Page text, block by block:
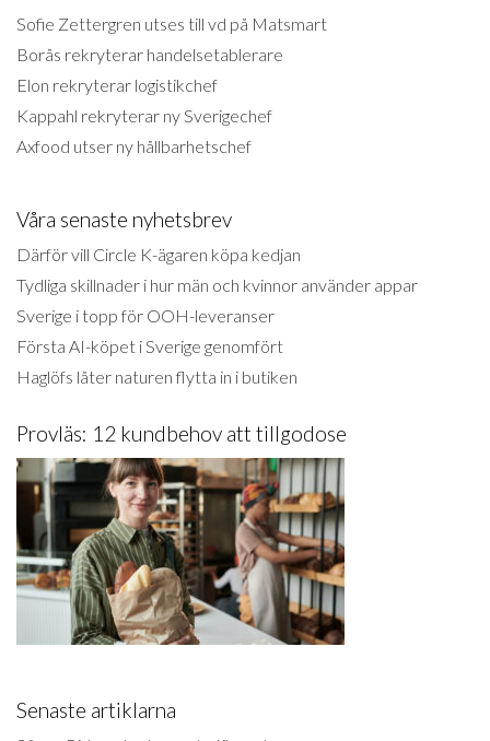
Sofie Zettergren utses till vd på Matsmart
Borås rekryterar handelsetablerare
Elon rekryterar logistikchef
Kappahl rekryterar ny Sverigechef
Axfood utser ny hållbarhetschef
Våra senaste nyhetsbrev
Därför vill Circle K-ägaren köpa kedjan
Tydliga skillnader i hur män och kvinnor använder appar
Sverige i topp för OOH-leveranser
Första AI-köpet i Sverige genomfört
Haglöfs låter naturen flytta in i butiken
Provläs: 12 kundbehov att tillgodose
Senaste artiklarna